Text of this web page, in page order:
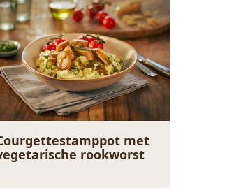
met
rookworst